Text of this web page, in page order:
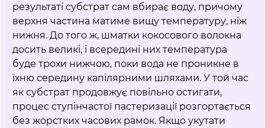
результаті субстрат сам вбирає воду, причому
верхня частина матиме вищу температуру, ніж
нижня. До того ж, шматки кокосового волокна
досить великі, і всередині них температура
буде трохи нижчою, поки вода не проникне в
їхню середину капілярними шляхами. У той час
як субстрат продовжує повільно остигати,
процес ступінчастої пастеризації розгортається
без жорстких часових рамок. Якщо укутати